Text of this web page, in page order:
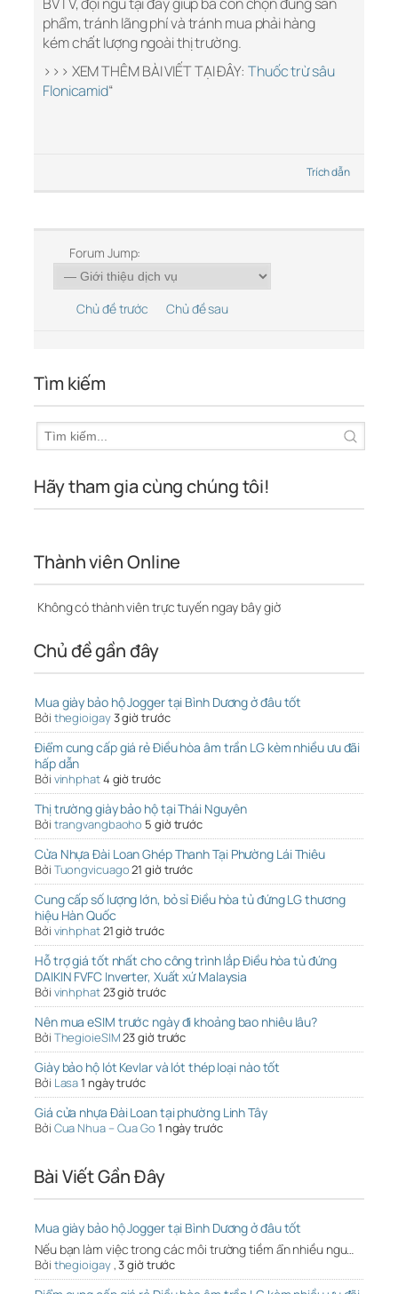
phẩm, tránh lãng phí và tránh mua phải hàng
kém chất lượng ngoài thị trường.
>>> XEM THÊM BÀI VIẾT TẠI ĐÂY: Thuốc trừ sâu
Flonicamid“
Trích dẫn
Forum Jump:
Chủ đề trước Chủ đề sau
Tìm kiếm
Hãy tham gia cùng chúng tôi!
Thành viên Online
Không có thành viên trực tuyến ngay bây giờ
Chủ đề gần đây
Mua giày bảo hộ Jogger tại Bình Dương ở đâu tốt
Bởi thegioigay3 giờ trước
Điểm cung cấp giá rẻ Điều hòa âm trần LG kèm nhiều ưu đãi
hấp dẫn
Bởi vinhphat4 giờ trước
Thị trường giày bảo hộ tại Thái Nguyên
Bởi trangvangbaoho 5 giờ trước
Cửa Nhựa Đài Loan Ghép Thanh Tại Phường Lái Thiêu
Bởi Tuongvicuago21 giờ trước
Cung cấp số lượng lớn, bỏ sỉ Điều hòa tủ đứng LG thương
hiệu Hàn Quốc
Bởi vinhphat21 giờ trước
Hỗ trợ giá tốt nhất cho công trình lắp Điều hòa tủ đứng
DAIKIN FVFC Inverter, Xuất xứ Malaysia
Bởi vinhphat23 giờ trước
Nên mua eSIM trước ngày đi khoảng bao nhiêu lâu?
Bởi ThegioieSIM23 giờ trước
Giày bảo hộ lót Kevlar và lót thép loại nào tốt
Bởi Lasa1 ngày trước
Giá cửa nhựa Đài Loan tại phường Linh Tây
Bởi Cua Nhua – Cua Go 1 ngày trước
Bài Viết Gần Đây
Mua giày bảo hộ Jogger tại Bình Dương ở đâu tốt
Nếu bạn làm việc trong các môi trường tiềm ẩn nhiều ngu…
Bởi thegioigay,3 giờ trước